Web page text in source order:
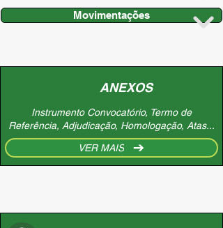
Movimentações
ANEXOS
Instrumento Convocatório, Termo de
Referência, Adjudicação, Homologação, Atas...
VER MAIS